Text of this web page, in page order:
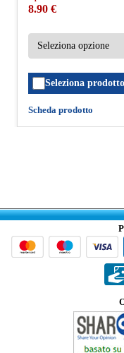
8.90 €
Seleziona prodotto
Scheda prodotto